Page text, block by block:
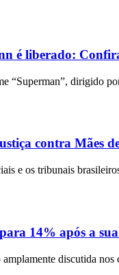
é liberado:
dirigido
contra Mães
e os tribunais
14% após a sua
discutida